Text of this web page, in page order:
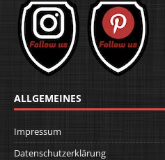
ALLGEMEINES
Impressum
Datenschutzerklärung